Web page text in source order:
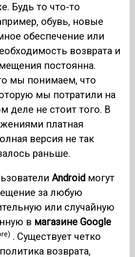
Будь то что-то
обувь, новые
обеспечение или
возврата и
постоянна.
мы понимаем, что
мы потратили на
деле не стоит того. В
платная
версия не так
раньше.
Android могут
за любую
или случайную
в магазине Google
. Существует четко
возврата,